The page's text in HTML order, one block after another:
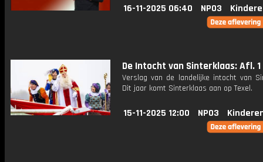
16-11-2025 06:40 NPO3
De Intocht van Sinterklaas: Afl. 1
Verslag van de landelijke intocht van
Dit jaar komt Sinterklaas aan op Texel.
15-11-2025 12:00 NPO3